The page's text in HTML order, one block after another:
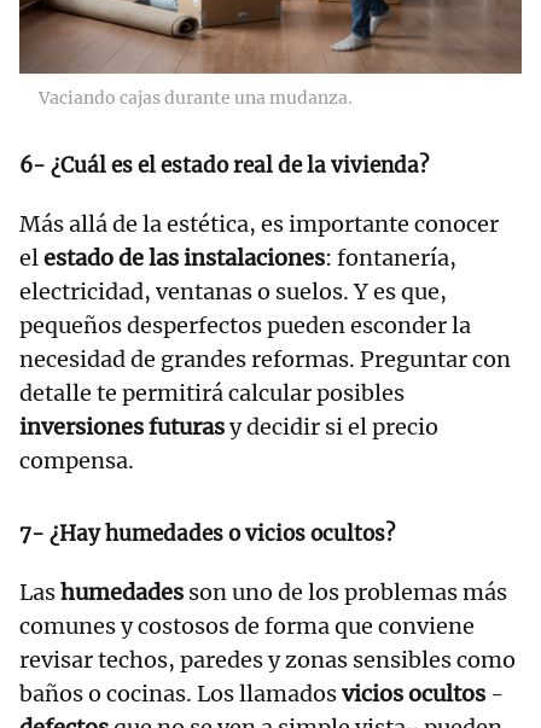
Vaciando cajas durante una mudanza.
6- ¿Cuál es el estado real de la vivienda?
Más allá de la estética, es importante conocer
el estado de las instalaciones: fontanería,
electricidad, ventanas o suelos. Y es que,
pequeños desperfectos pueden esconder la
necesidad de grandes reformas. Preguntar con
detalle te permitirá calcular posibles
inversiones futurasy decidir si el precio
compensa.
7- ¿Hay humedades o vicios ocultos?
Lashumedades son uno de los problemas más
comunes y costosos de forma que conviene
revisar techos, paredes y zonas sensibles como
baños o cocinas. Los llamadosvicios ocultos -